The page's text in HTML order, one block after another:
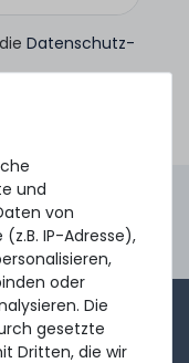
Daten­schutz­
Bewertungen
Vertriebsteam
neu
und
von
IP-Adresse),
oder
Die
gesetzte
Dritten, die wir